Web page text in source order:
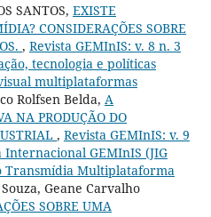
SANTOS, EXISTE
CONSIDERAÇÕES SOBRE
, Revista GEMInIS: v. 8 n. 3
tecnologia e políticas
multiplataformas
Rolfsen Belda, A
NA PRODUÇÃO DO
, Revista GEMInIS: v. 9
GEMInIS (JIG
Transmídia Multiplataforma
Geane Carvalho
SOBRE UMA